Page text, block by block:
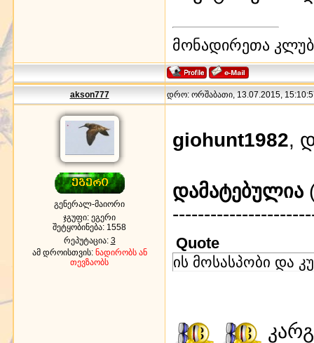
მონადირეთა
akson777 დრო: ორშაბათი, 13.07.2015,
გენერალ-მაიორი
ჯგუფი: ეგერი
შეტყობინება: 1558
რეპუტაცია: 3
ამ დროისთვის: ნადირობს ან
თევზაობს
giohunt1982,
დამატებულია
Quote
ის მოსასპობი და